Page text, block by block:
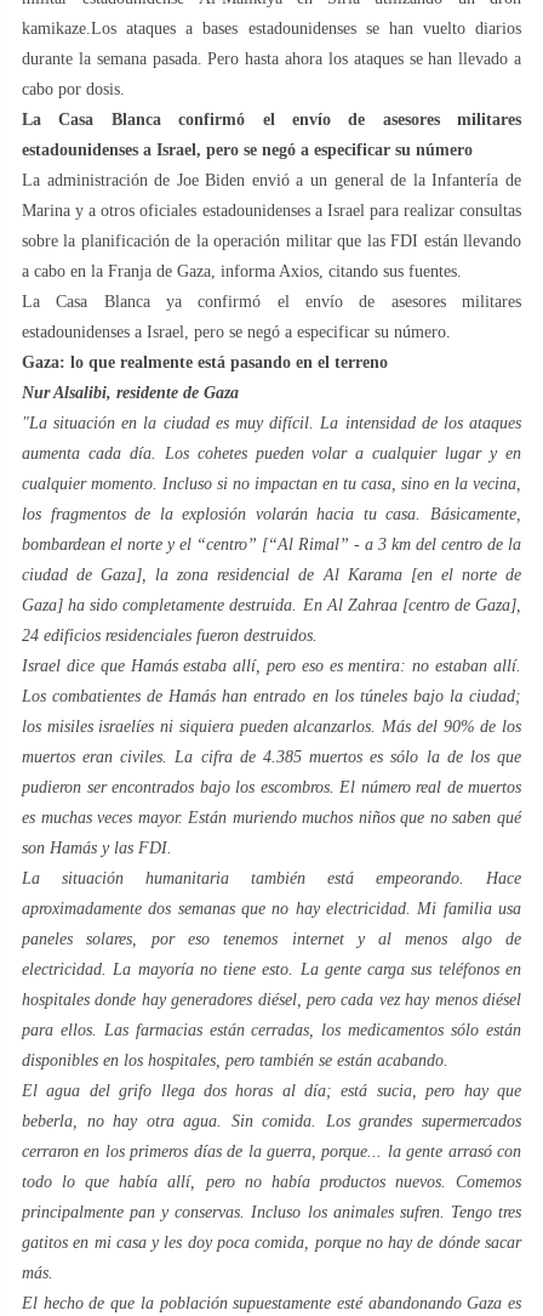
kamikaze.Los ataques a bases estadounidenses se han vuelto diarios
durante la semana pasada. Pero hasta ahora los ataques se han llevado a
cabo por dosis.
La Casa Blanca confirmó el envío de asesores militares
estadounidenses a Israel, pero se negó a especificar su número
La administración de Joe Biden envió a un general de la Infantería de
Marina y a otros oficiales estadounidenses a Israel para realizar consultas
sobre la planificación de la operación militar que las FDI están llevando
a cabo en la Franja de Gaza, informa Axios, citando sus fuentes.
La Casa Blanca ya confirmó el envío de asesores militares
estadounidenses a Israel, pero se negó a especificar su número.
Gaza: lo que realmente está pasando en el terreno
Nur Alsalibi, residente de Gaza
"La situación en la ciudad es muy difícil. La intensidad de los ataques
aumenta cada día. Los cohetes pueden volar a cualquier lugar y en
cualquier momento. Incluso si no impactan en tu casa, sino en la vecina,
los fragmentos de la explosión volarán hacia tu casa. Básicamente,
bombardean el norte y el “centro” [“Al Rimal” - a 3 km del centro de la
ciudad de Gaza], la zona residencial de Al Karama [en el norte de
Gaza] ha sido completamente destruida. En Al Zahraa [centro de Gaza],
24 edificios residenciales fueron destruidos.
Israel dice que Hamás estaba allí, pero eso es mentira: no estaban allí.
Los combatientes de Hamás han entrado en los túneles bajo la ciudad;
los misiles israelíes ni siquiera pueden alcanzarlos. Más del 90% de los
muertos eran civiles. La cifra de 4.385 muertos es sólo la de los que
pudieron ser encontrados bajo los escombros. El número real de muertos
es muchas veces mayor. Están muriendo muchos niños que no saben qué
son Hamás y las FDI.
La situación humanitaria también está empeorando. Hace
aproximadamente dos semanas que no hay electricidad. Mi familia usa
paneles solares, por eso tenemos internet y al menos algo de
electricidad. La mayoría no tiene esto. La gente carga sus teléfonos en
hospitales donde hay generadores diésel, pero cada vez hay menos diésel
para ellos. Las farmacias están cerradas, los medicamentos sólo están
disponibles en los hospitales, pero también se están acabando.
El agua del grifo llega dos horas al día; está sucia, pero hay que
beberla, no hay otra agua. Sin comida. Los grandes supermercados
cerraron en los primeros días de la guerra, porque... la gente arrasó con
todo lo que había allí, pero no había productos nuevos. Comemos
principalmente pan y conservas. Incluso los animales sufren. Tengo tres
gatitos en mi casa y les doy poca comida, porque no hay de dónde sacar
más.
El hecho de que la población supuestamente esté abandonando Gaza es